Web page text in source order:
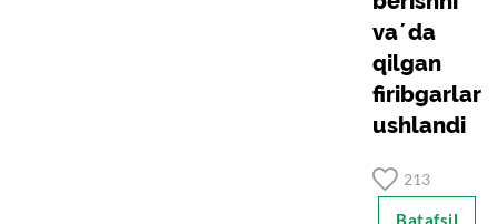
vaʼda
qilgan
firibgarlar
ushlandi
213